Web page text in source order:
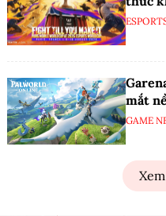
mắt
GAME